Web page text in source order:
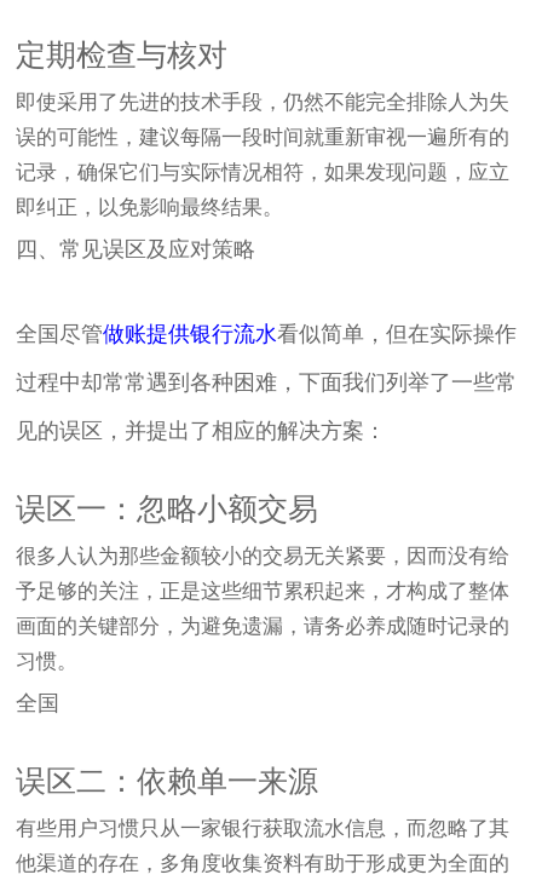
定期检查与核对
即使采用了先进的技术手段，仍然不能完全排除人为失
误的可能性，建议每隔一段时间就重新审视一遍所有的
记录，确保它们与实际情况相符，如果发现问题，应立
即纠正，以免影响最终结果。
四、常见误区及应对策略
全国尽管做账提供银行流水看似简单，但在实际操作
过程中却常常遇到各种困难，下面我们列举了一些常
见的误区，并提出了相应的解决方案：
误区一：忽略小额交易
很多人认为那些金额较小的交易无关紧要，因而没有给
予足够的关注，正是这些细节累积起来，才构成了整体
画面的关键部分，为避免遗漏，请务必养成随时记录的
习惯。
全国
误区二：依赖单一来源
有些用户习惯只从一家银行获取流水信息，而忽略了其
他渠道的存在，多角度收集资料有助于形成更为全面的